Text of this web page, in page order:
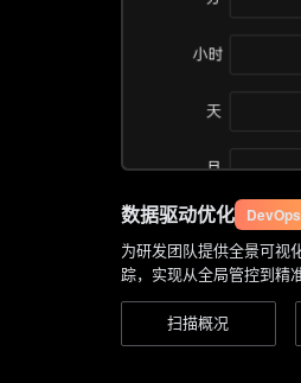
数据驱动优化
为研发团队提供全景可视
踪，实现从全局管控到精
扫描概况